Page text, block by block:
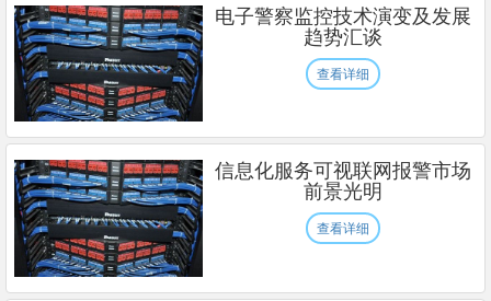
电子警察监控技术演变及发展
趋势汇谈
查看详细
信息化服务可视联网报警市场
前景光明
查看详细